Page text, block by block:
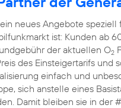
ein neues Angebote speziell
ist: Kunden ab
der aktuellen O2
des Einsteigertarifs und
einfach und
sich anstelle eines
Damit bleiben sie in der